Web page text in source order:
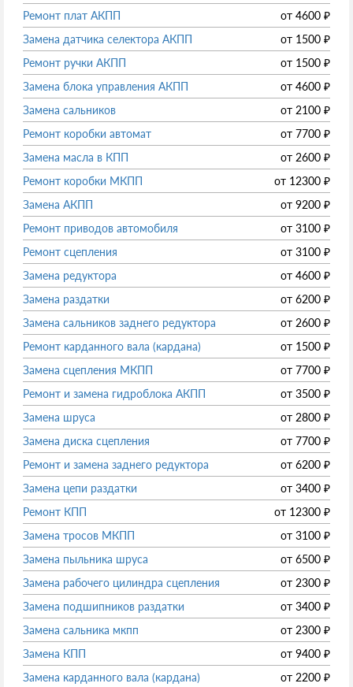
Ремонт плат АКПП
от 4600 ₽
Замена датчика селектора АКПП
от 1500 ₽
Ремонт ручки АКПП
от 1500 ₽
Замена блока управления АКПП
от 4600 ₽
Замена сальников
от 2100 ₽
Ремонт коробки автомат
от 7700 ₽
Замена масла в КПП
от 2600 ₽
Ремонт коробки МКПП
от 12300 ₽
Замена АКПП
от 9200 ₽
Ремонт приводов автомобиля
от 3100 ₽
Ремонт сцепления
от 3100 ₽
Замена редуктора
от 4600 ₽
Замена раздатки
от 6200 ₽
Замена сальников заднего редуктора
от 2600 ₽
Ремонт карданного вала (кардана)
от 1500 ₽
Замена сцепления МКПП
от 7700 ₽
Ремонт и замена гидроблока АКПП
от 3500 ₽
Замена шруса
от 2800 ₽
Замена диска сцепления
от 7700 ₽
Ремонт и замена заднего редуктора
от 6200 ₽
Замена цепи раздатки
от 3400 ₽
Ремонт КПП
от 12300 ₽
Замена тросов МКПП
от 3100 ₽
Замена пыльника шруса
от 6500 ₽
Замена рабочего цилиндра сцепления
от 2300 ₽
Замена подшипников раздатки
от 3400 ₽
Замена сальника мкпп
от 2300 ₽
Замена КПП
от 9400 ₽
Замена карданного вала (кардана)
от 2200 ₽